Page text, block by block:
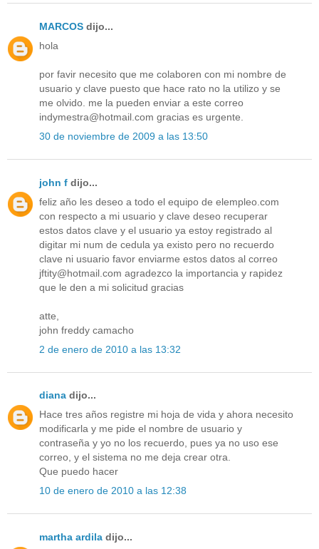
MARCOS dijo...
hola
por favir necesito que me colaboren con mi nombre de
usuario y clave puesto que hace rato no la utilizo y se
me olvido. me la pueden enviar a este correo
indymestra@hotmail.com gracias es urgente.
30 de noviembre de 2009 a las 13:50
john f dijo...
feliz año les deseo a todo el equipo de elempleo.com
con respecto a mi usuario y clave deseo recuperar
estos datos clave y el usuario ya estoy registrado al
digitar mi num de cedula ya existo pero no recuerdo
clave ni usuario favor enviarme estos datos al correo
jftity@hotmail.com agradezco la importancia y rapidez
que le den a mi solicitud gracias
atte,
john freddy camacho
2 de enero de 2010 a las 13:32
diana dijo...
Hace tres años registre mi hoja de vida y ahora necesito
modificarla y me pide el nombre de usuario y
contraseña y yo no los recuerdo, pues ya no uso ese
correo, y el sistema no me deja crear otra.
Que puedo hacer
10 de enero de 2010 a las 12:38
martha ardila dijo...